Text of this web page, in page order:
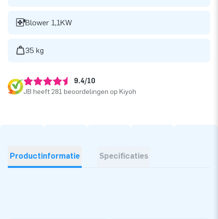
Blower 1,1KW
35 kg
9.4/10
JB heeft 281 beoordelingen op Kiyoh
Productinformatie Specificaties